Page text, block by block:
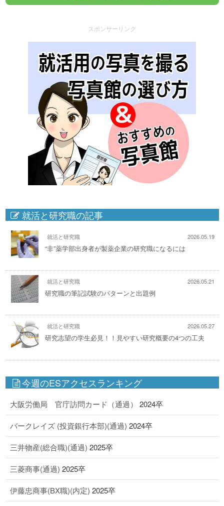
スポンサーリンク
就活と研究職の記事
就活と研究職 2026.05.19
“非”薬学部出身者が製薬企業の研究職になるには
就活と研究職 2026.05.21
研究職の筆記試験のパターンと出題例
就活と研究職 2026.05.27
研究志望の学生必見！！見やすい研究概要の4つの工夫
今週のESアクセスランキング
大阪労働局 官庁訪問カード（通過） 2024卒
バークレイズ (投資銀行本部)(通過) 2024卒
三井物産(総合職)(通過) 2025卒
三菱商事(通過) 2025卒
伊藤忠商事(BX職)(内定) 2025卒